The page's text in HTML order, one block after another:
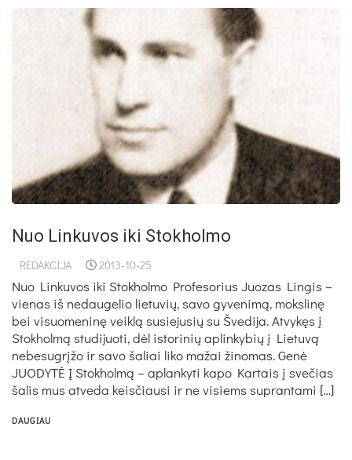
Nuo Linkuvos iki Stokholmo
REDAKCIJA 2013-10-25
Nuo Linkuvos iki Stokholmo Profesorius Juozas Lingis –
vienas iš nedaugelio lietuvių, savo gyvenimą, mokslinę
bei visuomeninę veiklą susiejusių su Švedija. Atvykęs į
Stokholmą studijuoti, dėl istorinių aplinkybių į Lietuvą
nebesugrįžo ir savo šaliai liko mažai žinomas. Genė
JUODYTĖ Į Stokholmą – aplankyti kapo Kartais į svečias
šalis mus atveda keisčiausi ir ne visiems suprantami […]
DAUGIAU